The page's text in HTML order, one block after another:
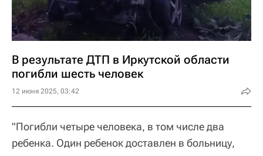
В результате ДТП в Иркутской области
погибли шесть человек
12 июня 2025, 03:42
"Погибли четыре человека, в том числе два
ребенка. Один ребенок доставлен в больницу,